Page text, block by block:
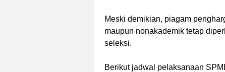
Meski demikian, piagam
maupun nonakademik tetap
seleksi.
Berikut jadwal pelaksanaan